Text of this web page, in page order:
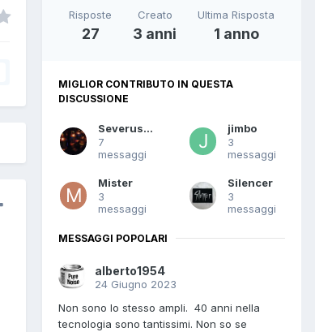
Risposte
27
Creato
3 anni
Ultima Risposta
1 anno
MIGLIOR CONTRIBUTO IN QUESTA
DISCUSSIONE
Severus69
7
messaggi
jimbo
3
messaggi
Mister
3
messaggi
Silencer
3
messaggi
MESSAGGI POPOLARI
alberto1954
24 Giugno 2023
Non sono lo stesso ampli. 40 anni nella
tecnologia sono tantissimi. Non so se